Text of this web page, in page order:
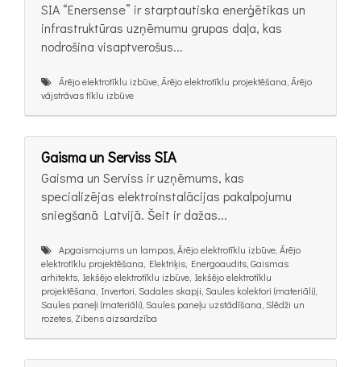
SIA “Enersense” ir starptautiska enerģētikas un
infrastruktūras uzņēmumu grupas daļa, kas
nodrošina visaptverošus...
Ārējo elektrotīklu izbūve, Ārējo elektrotīklu projektēšana, Ārējo
vājstrāvas tīklu izbūve
Gaisma un Serviss SIA
Gaisma un Serviss ir uzņēmums, kas
specializējas elektroinstalācijas pakalpojumu
sniegšanā Latvijā. Šeit ir dažas...
Apgaismojums un lampas, Ārējo elektrotīklu izbūve, Ārējo
elektrotīklu projektēšana, Elektriķis, Energoaudits, Gaismas
arhitekts, Iekšējo elektrotīklu izbūve, Iekšējo elektrotīklu
projektēšana, Invertori, Sadales skapji, Saules kolektori (materiāli),
Saules paneļi (materiāli), Saules paneļu uzstādīšana, Slēdži un
rozetes, Zibens aizsardzība